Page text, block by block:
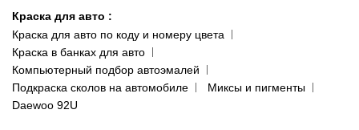
093 611-39-23
(ориентир: Интайм №40)
Одесса
пр-т Акад. Глушко, 29
066 554-97-70
Доставка и оплата
Сотрудничество
Наши публикации
Публичная оферта
Политика конфиденциальности
Краска для авто :
Краска для авто по коду и номеру цвета
Краска в банках для авто
Компьютерный подбор автоэмалей
Подкраска сколов на автомобиле
Миксы и пигменты
Daewoo 92U